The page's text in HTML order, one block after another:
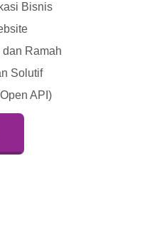
Bisnis
Ramah
Solutif
API)